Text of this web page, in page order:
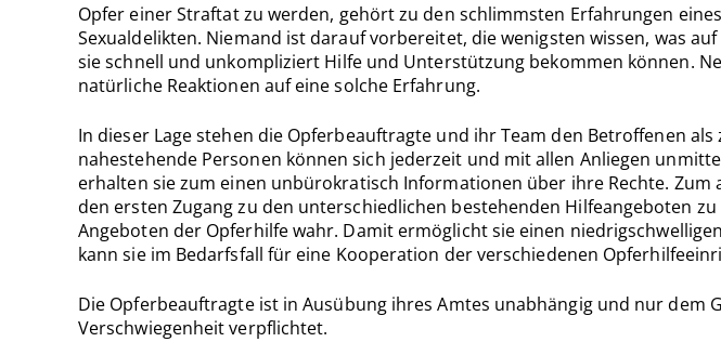
Opfer einer Straftat zu werden, gehört zu den schlimmsten Erfahrungen
Sexualdelikten. Niemand ist darauf vorbereitet, die wenigsten wissen, was
sie schnell und unkompliziert Hilfe und Unterstützung bekommen können.
natürliche Reaktionen auf eine solche Erfahrung.
In dieser Lage stehen die Opferbeauftragte und ihr Team den Betroffenen
nahestehende Personen können sich jederzeit und mit allen Anliegen
erhalten sie zum einen unbürokratisch Informationen über ihre Rechte.
den ersten Zugang zu den unterschiedlichen bestehenden Hilfeangeboten
Angeboten der Opferhilfe wahr. Damit ermöglicht sie einen
kann sie im Bedarfsfall für eine Kooperation der verschiedenen
Die Opferbeauftragte ist in Ausübung ihres Amtes unabhängig und nur
Verschwiegenheit verpflichtet.